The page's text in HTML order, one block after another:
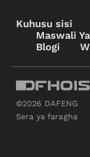
Kuhusu sisi
Maswali
Blogi
©2026 DAFENG
Sera ya faragha